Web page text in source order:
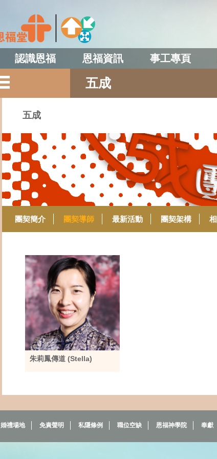
認識恩福 恩福資訊 事工專頁
五成
五成
團契簡介 團契導師 最新活動 團契架構
朱莉鳳傳道 (Stella)
婚禮場地 免責聲明 私隱條例 職位空缺 恩福神學院 奉獻